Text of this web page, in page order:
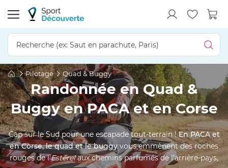
Pilotage Quad & Buggy
Randonnée en Quad &
Buggy en PACA et en Corse
Cap sur le Sud pour une escapade tout-terrain !En PACA et
en Corse, le quad et le buggy vous emmènent des roches
rouges de l'Estérelaux chemins parfumés de l'arrière-pays,